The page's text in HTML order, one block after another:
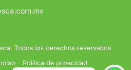
Todos los derechos reservados
Política de privacidad